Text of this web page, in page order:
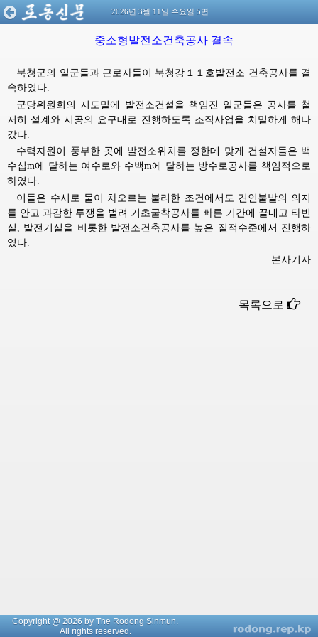
2026년 3월 11일 수요일 5면
중소형발전소건축공사 결속
북청군의 일군들과 근로자들이 북청강１１호발전소 건축공사를 결
속하였다.
군당위원회의 지도밑에 발전소건설을 책임진 일군들은 공사를 철
저히 설계와 시공의 요구대로 진행하도록 조직사업을 치밀하게 해나
갔다.
수력자원이 풍부한 곳에 발전소위치를 정한데 맞게 건설자들은 백
수십m에 달하는 여수로와 수백m에 달하는 방수로공사를 책임적으로
하였다.
이들은 수시로 물이 차오르는 불리한 조건에서도 견인불발의 의지
를 안고 과감한 투쟁을 벌려 기초굴착공사를 빠른 기간에 끝내고 타빈
실, 발전기실을 비롯한 발전소건축공사를 높은 질적수준에서 진행하
였다.
본사기자
목록으로
Copyright @ 2026 by The Rodong Sinmun.
All rights reserved.